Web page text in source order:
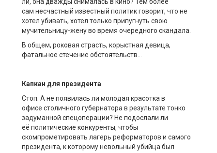
ли, онадважды сн ималась в кино?
Тем более
сам несчастный известный политикговорит, что не
хотел убивать, хотел только припугнуть свою
мучительницу-женуво время очередного скандала.
В общем, роковая страсть, корыстная девица,
фатальное стечение обстоятельств…
Капкан для президента
Стоп. Ане появилась ли молодая красоткав
офисе столичного губернаторав результате тонко
задуманной спецоперации? Не подослали ли
её политические конкуренты, чтобы
скомпрометировать лагерь реформаторов и самого
президента, к которому невольный убийца был